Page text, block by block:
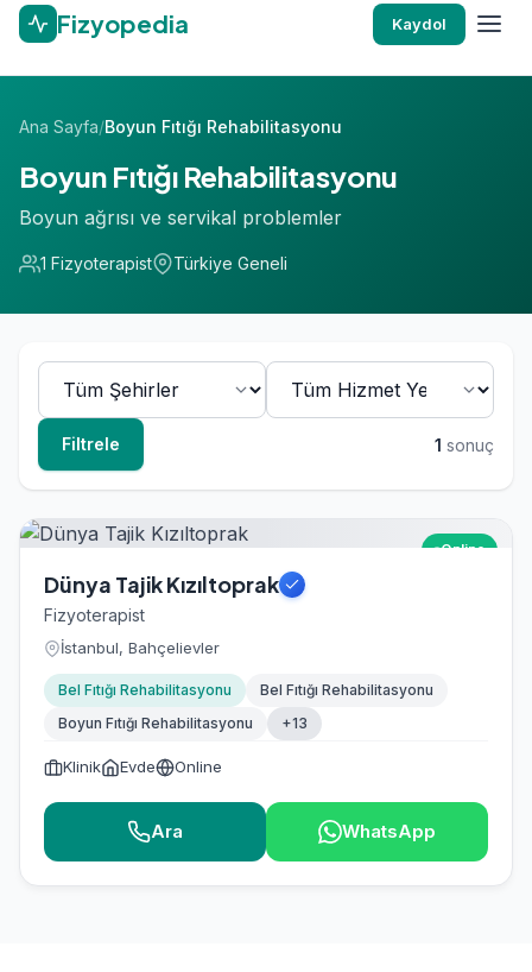
Fizyopedia Kaydol
Ana Sayfa/Boyun Fıtığı Rehabilitasyonu
Boyun Fıtığı Rehabilitasyonu
Boyun ağrısı ve servikal problemler
1 Fizyoterapist Türkiye Geneli
Filtrele 1 sonuç
Online
Dünya Tajik Kızıltoprak
Fizyoterapist
İstanbul, Bahçelievler
Bel Fıtığı Rehabilitasyonu
Bel Fıtığı Rehabilitasyonu
Boyun Fıtığı Rehabilitasyonu
+13
Klinik Evde Online
Ara WhatsApp